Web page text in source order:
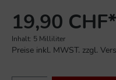
19,90 CHF*
Inhalt: 5 Milliliter
Preise inkl. MWST. zzgl.